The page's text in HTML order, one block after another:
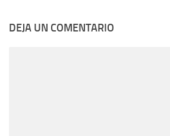
DEJA UN COMENTARIO